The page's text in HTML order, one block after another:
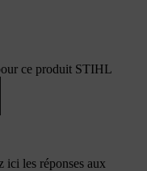
ce produit STIHL
ici les réponses aux